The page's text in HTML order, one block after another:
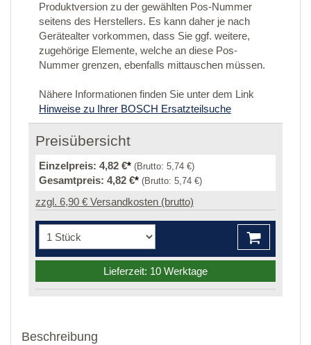
Produktversion zu der gewählten Pos-Nummer
seitens des Herstellers. Es kann daher je nach
Gerätealter vorkommen, dass Sie ggf. weitere,
zugehörige Elemente, welche an diese Pos-
Nummer grenzen, ebenfalls mittauschen müssen.
Nähere Informationen finden Sie unter dem Link
Hinweise zu Ihrer BOSCH Ersatzteilsuche
Preisübersicht
Einzelpreis: 4,82 €* (Brutto: 5,74 €)
Gesamtpreis: 4,82 €* (Brutto: 5,74 €)
zzgl. 6,90 € Versandkosten (brutto)
Lieferzeit: 10 Werktage
Beschreibung